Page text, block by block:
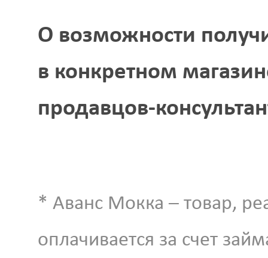
О возможности
в конкретном
продавцов-
* Аванс Мокка – товар,
оплачивается за счет